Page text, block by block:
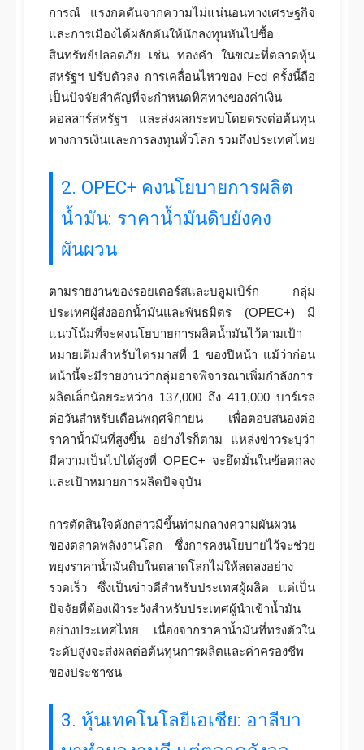
การณ์ แรงกดดันจากความไม่แน่นอนทางเศรษฐกิจ
และการเมืองได้ผลักดันให้นักลงทุนหันไปซื้อ
สินทรัพย์ปลอดภัย เช่น ทองคำ ในขณะที่ตลาดหุ้น
สหรัฐฯ ปรับตัวลง การเคลื่อนไหวของ Fed ครั้งนี้ถือ
เป็นปัจจัยสำคัญที่จะกำหนดทิศทางของค่าเงิน
ดอลลาร์สหรัฐฯ และส่งผลกระทบโดยตรงต่อต้นทุน
ทางการเงินและการลงทุนทั่วโลก รวมถึงประเทศไทย
2. OPEC+ คงนโยบายการผลิต
น้ำมัน: ราคาน้ำมันดิบยังคง
ผันผวน
ตามรายงานของรอยเตอร์สและบลูมเบิร์ก กลุ่ม
ประเทศผู้ส่งออกน้ำมันและพันธมิตร (OPEC+) มี
แนวโน้มที่จะคงนโยบายการผลิตน้ำมันไว้ตามเป้า
หมายเดิมสำหรับไตรมาสที่ 1 ของปีหน้า แม้ว่าก่อน
หน้านี้จะมีรายงานว่ากลุ่มอาจพิจารณาเพิ่มกำลังการ
ผลิตเล็กน้อยระหว่าง 137,000 ถึง 411,000 บาร์เรล
ต่อวันสำหรับเดือนพฤศจิกายน เพื่อตอบสนองต่อ
ราคาน้ำมันที่สูงขึ้น อย่างไรก็ตาม แหล่งข่าวระบุว่า
มีความเป็นไปได้สูงที่ OPEC+ จะยึดมั่นในข้อตกลง
และเป้าหมายการผลิตปัจจุบัน
การตัดสินใจดังกล่าวมีขึ้นท่ามกลางความผันผวน
ของตลาดพลังงานโลก ซึ่งการคงนโยบายไว้จะช่วย
พยุงราคาน้ำมันดิบในตลาดโลกไม่ให้ลดลงอย่าง
รวดเร็ว ซึ่งเป็นข่าวดีสำหรับประเทศผู้ผลิต แต่เป็น
ปัจจัยที่ต้องเฝ้าระวังสำหรับประเทศผู้นำเข้าน้ำมัน
อย่างประเทศไทย เนื่องจากราคาน้ำมันที่ทรงตัวใน
ระดับสูงจะส่งผลต่อต้นทุนการผลิตและค่าครองชีพ
ของประชาชน
3. หุ้นเทคโนโลยีเอเชีย: อาลีบา